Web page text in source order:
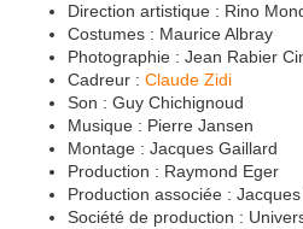
Direction artistique : Rino
Costumes : Maurice Albray
Photographie : Jean Rabier
Cadreur : Claude Zidi
Son : Guy Chichignoud
Musique : Pierre Jansen
Montage : Jacques Gaillard
Production : Raymond Eger
Production associée :
Société de production :